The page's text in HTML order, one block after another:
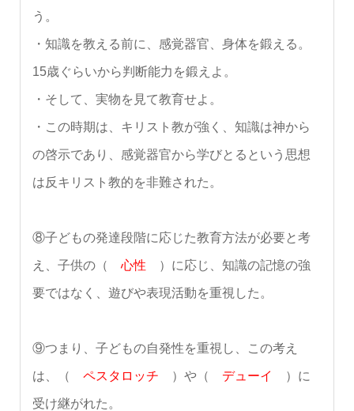
う。
・知識を教える前に、感覚器官、身体を鍛える。
15歳ぐらいから判断能力を鍛えよ。
・そして、実物を見て教育せよ。
・この時期は、キリスト教が強く、知識は神から
の啓示であり、感覚器官から学びとるという思想
は反キリスト教的を非難された。
⑧子どもの発達段階に応じた教育方法が必要と考
え、子供の（ 心性 ）に応じ、知識の記憶の強
要ではなく、遊びや表現活動を重視した。
⑨つまり、子どもの自発性を重視し、この考え
は、（ ペスタロッチ ）や（ デューイ ）に
受け継がれた。